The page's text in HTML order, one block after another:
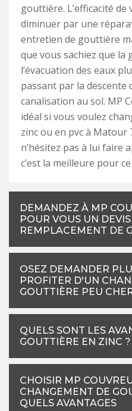
gouttière. L’efficacité
diminuer par une
entretien de gouttière
que vous sachiez que la
l’évacuation des eaux
passant par la descente
canalisation au sol. MP
idéal si vous voulez
zinc ou en pvc à Matour
n’hésitez pas à lui faire
c’est la meilleure pour
DEMANDEZ À MP
POUR VOUS UN
REMPLACEMENT DE
OSEZ DEMANDER
PROFITER D'UN
GOUTTIÈRE PEU
QUELS SONT LES
GOUTTIÈRE EN ZINC ?
CHOISIR MP
CHANGEMENT DE
QUELS AVANTAGES